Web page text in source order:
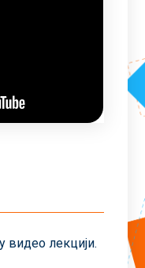
видео лекцији.